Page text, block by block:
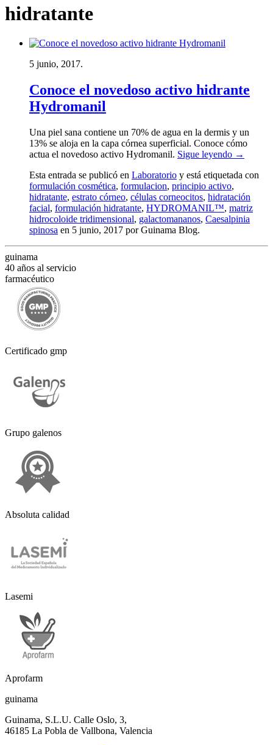
hidratante
5 junio, 2017.
Conoce el novedoso activo hidrante
Hydromanil
Una piel sana contiene un 70% de agua en la dermis y un
13% se aloja en la capa córnea superficial. Conoce cómo
actua el novedoso activo Hydromanil. Sigue leyendo →
Esta entrada se publicó en Laboratorio y está etiquetada con
formulación cosmética, formulacion, principio activo,
hidratante, estrato córneo, células corneocitos, hidratación
facial, formulación hidratante, HYDROMANIL™, matriz
hidrocoloide tridimensional, galactomananos, Caesalpinia
spinosa en 5 junio, 2017 por Guinama Blog.
guinama
40 años al servicio
farmacéutico
Certificado gmp
Grupo galenos
Absoluta calidad
Lasemi
Aprofarm
guinama
Guinama, S.L.U. Calle Oslo, 3,
46185 La Pobla de Vallbona, Valencia